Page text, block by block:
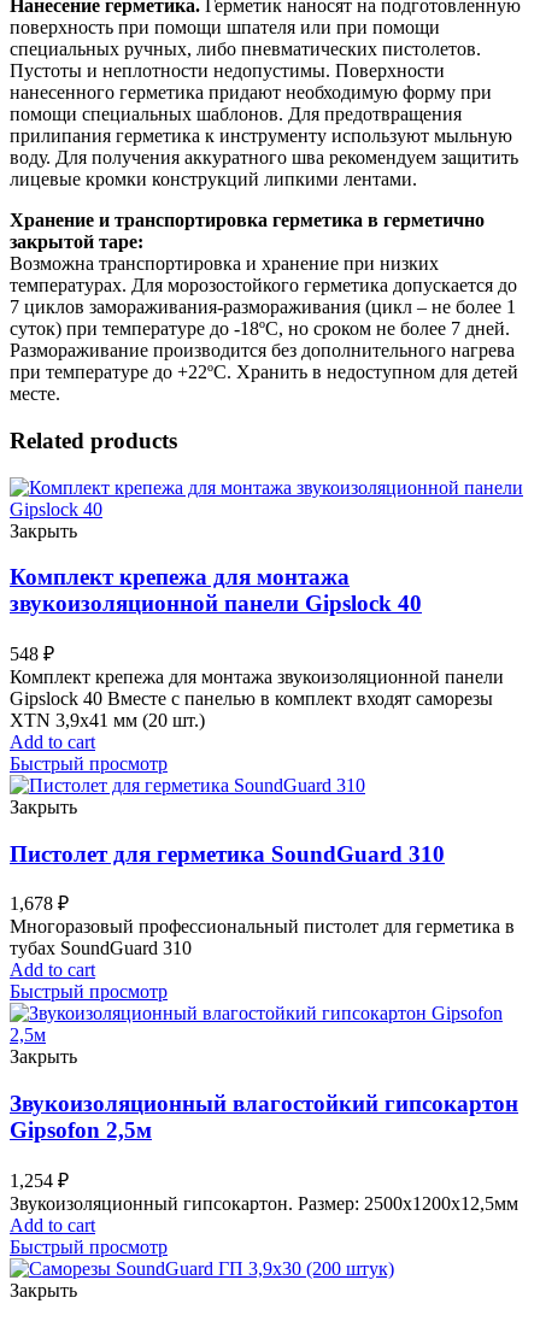
Нанесение герметика. Герметик наносят на подготовленную
поверхность при помощи шпателя или при помощи
специальных ручных, либо пневматических пистолетов.
Пустоты и неплотности недопустимы. Поверхности
нанесенного герметика придают необходимую форму при
помощи специальных шаблонов. Для предотвращения
прилипания герметика к инструменту используют мыльную
воду. Для получения аккуратного шва рекомендуем защитить
лицевые кромки конструкций липкими лентами.
Хранение и транспортировка герметика в герметично
закрытой таре:
Возможна транспортировка и хранение при низких
температурах. Для морозостойкого герметика допускается до
7 циклов замораживания-размораживания (цикл – не более 1
суток) при температуре до -18ºС, но сроком не более 7 дней.
Размораживание производится без дополнительного нагрева
при температуре до +22ºС. Хранить в недоступном для детей
месте.
Related products
Закрыть
Комплект крепежа для монтажа
звукоизоляционной панели Gipslock 40
548 ₽
Комплект крепежа для монтажа звукоизоляционной панели
Gipslock 40 Вместе с панелью в комплект входят саморезы
XTN 3,9х41 мм (20 шт.)
Add to cart
Быстрый просмотр
Закрыть
Пистолет для герметика SoundGuard 310
1,678 ₽
Многоразовый профессиональный пистолет для герметика в
тубах SoundGuard 310
Add to cart
Быстрый просмотр
Закрыть
Звукоизоляционный влагостойкий гипсокартон
Gipsofon 2,5м
1,254 ₽
Звукоизоляционный гипсокартон. Размер: 2500x1200x12,5мм
Add to cart
Быстрый просмотр
Закрыть